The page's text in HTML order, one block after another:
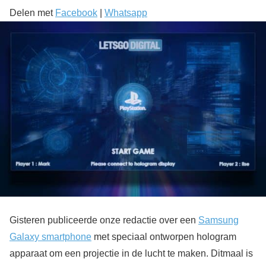
Delen met Facebook Whatsapp
Gisteren publiceerde onze redactie over een Samsung
Galaxy smartphone met speciaal ontworpen hologram
apparaat om een projectie in de lucht te maken. Ditmaal is